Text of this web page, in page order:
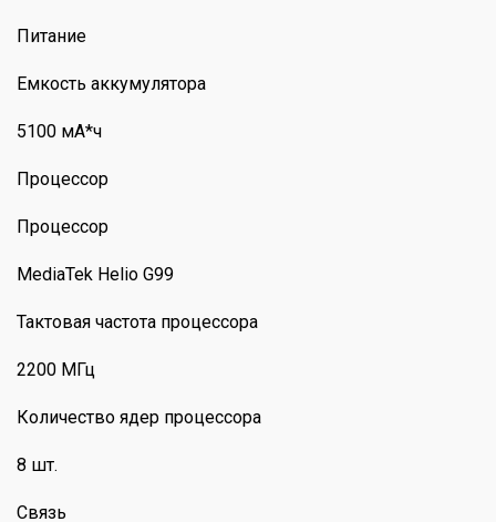
Питание
Емкость аккумулятора
5100 мА*ч
Процессор
Процессор
MediaTek Helio G99
Тактовая частота процессора
2200 МГц
Количество ядер процессора
8 шт.
Связь